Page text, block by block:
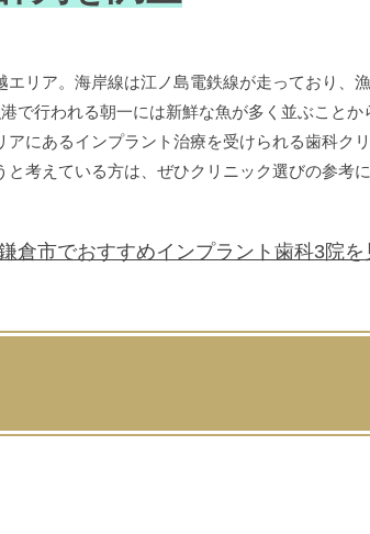
リア。海岸線は江ノ島電鉄線が走っており、
で行われる朝一には新鮮な魚が多く並ぶことか
にあるインプラント治療を受けられる歯科ク
考えている方は、ぜひクリニック選びの参考
倉市でおすすめインプラント歯科3院を